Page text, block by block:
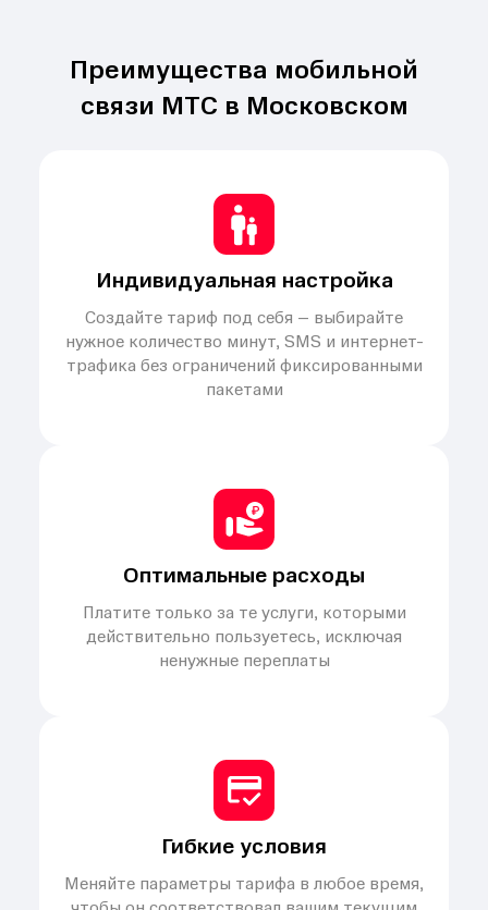
Преимущества мобильной
связи МТС в Московском
Индивидуальная настройка
Создайте тариф под себя – выбирайте
нужное количество минут, SMS и интернет-
трафика без ограничений фиксированными
пакетами
Оптимальные расходы
Платите только за те услуги, которыми
действительно пользуетесь, исключая
ненужные переплаты
Гибкие условия
Меняйте параметры тарифа в любое время,